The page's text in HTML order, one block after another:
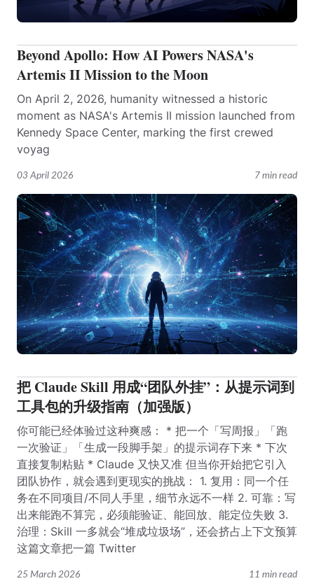
03 April 2026 7 min read
Beyond Apollo: How AI Powers NASA's
Artemis II Mission to the Moon
On April 2, 2026, humanity witnessed a historic
moment as NASA's Artemis II mission launched from
Kennedy Space Center, marking the first crewed
voyag
25 March 2026 11 min read
把 Claude Skill 用成“团队外挂”：从提示词到
工具包的升级指南（加强版）
你可能已经体验过这种爽感： * 把一个「写周报」「跑
一次验证」「生成一段脚手架」的提示词存下来 * 下次
直接复制粘贴 * Claude 又快又准 但当你开始把它引入
团队协作，就会遇到更现实的挑战： 1. 复用：同一个任
务在不同项目/不同人手里，细节永远不一样 2. 可靠：写
出来能跑不算完，必须能验证、能回放、能定位失败 3.
治理：Skill 一多就会“堆成垃圾场”，还会挤占上下文预算
这篇文章把一篇 Twitter